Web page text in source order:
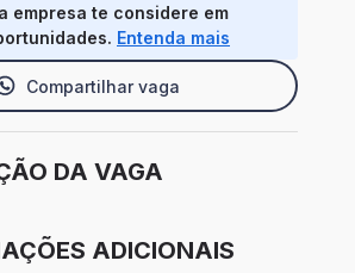
empresa te considere em
Entenda mais
Compartilhar vaga
DA VAGA
ADICIONAIS